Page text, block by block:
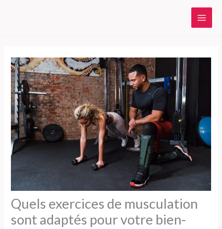
Quels exercices de musculation
sont adaptés pour votre bien-